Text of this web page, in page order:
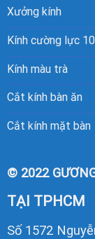
Xưởng kính
Kính cường lực
Kính màu trà
Cắt kính bàn ăn
Cắt kính mặt bàn
© 2022
TẠI TPHCM
Số 1572